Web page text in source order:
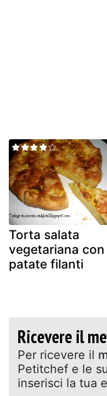
Torta salata
vegetariana con
patate filanti
Ricevere il
Per ricevere il
Petitchef e le
inserisci la tua